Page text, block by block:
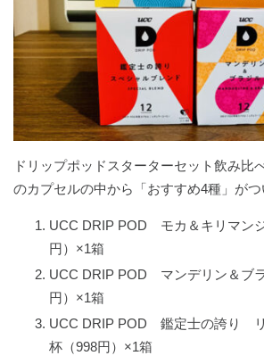
ドリップポッドスターターセット飲み比
のカプセルの中から「おすすめ4種」がつ
UCC DRIP POD モカ＆キリマン
円）×1箱
UCC DRIP POD マンデリン＆ブ
円）×1箱
UCC DRIP POD 鑑定士の誇り
杯（998円）×1箱